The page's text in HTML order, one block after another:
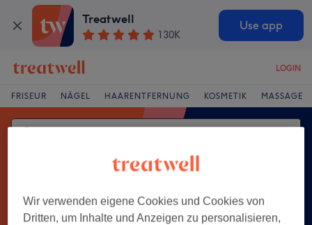
Treatwell
130K
Use app
LOGIN
FRISEUR NÄGEL HAARENTFERNUNG KOSMETIK MASSAGE
Wir verwenden eigene Cookies und Cookies von
Dritten, um Inhalte und Anzeigen zu personalisieren,